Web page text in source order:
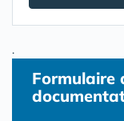
.
Formulaire